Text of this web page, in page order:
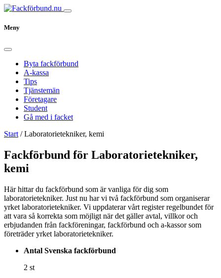
Meny
Byta fackförbund
A-kassa
Tips
Tjänstemän
Företagare
Student
Gå med i facket
Start /Laboratorietekniker, kemi
Fackförbund för Laboratorietekniker,
kemi
Här hittar du fackförbund som är vanliga för dig som
laboratorietekniker. Just nu har vi två fackförbund som organiserar
yrket laboratorietekniker. Vi uppdaterar vårt register regelbundet för
att vara så korrekta som möjligt när det gäller avtal, villkor och
erbjudanden från fackföreningar, fackförbund och a-kassor som
företräder yrket laboratorietekniker.
Antal Svenska fackförbund
2 st